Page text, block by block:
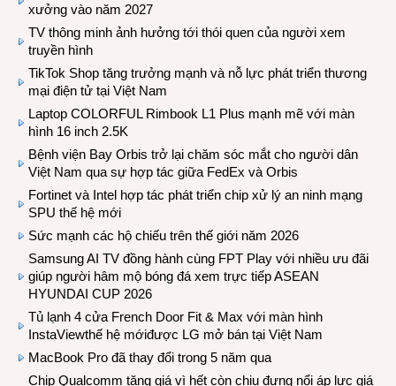
xưởng vào năm 2027
TV thông minh ảnh hưởng tới thói quen của người xem
truyền hình
TikTok Shop tăng trưởng mạnh và nỗ lực phát triển thương
mại điện tử tại Việt Nam
Laptop COLORFUL Rimbook L1 Plus mạnh mẽ với màn
hình 16 inch 2.5K
Bệnh viện Bay Orbis trở lại chăm sóc mắt cho người dân
Việt Nam qua sự hợp tác giữa FedEx và Orbis
Fortinet và Intel hợp tác phát triển chip xử lý an ninh mạng
SPU thế hệ mới
Sức mạnh các hộ chiếu trên thế giới năm 2026
Samsung AI TV đồng hành cùng FPT Play với nhiều ưu đãi
giúp người hâm mộ bóng đá xem trực tiếp ASEAN
HYUNDAI CUP 2026
Tủ lạnh 4 cửa French Door Fit & Max với màn hình
InstaViewthế hệ mớiđược LG mở bán tại Việt Nam
MacBook Pro đã thay đổi trong 5 năm qua
Chip Qualcomm tăng giá vì hết còn chịu đựng nổi áp lực giá